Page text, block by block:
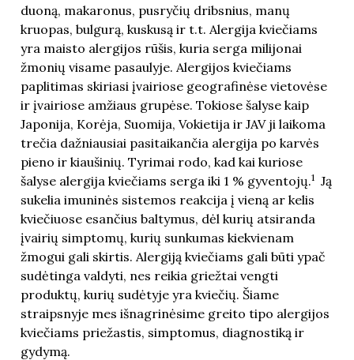
duoną, makaronus, pusryčių dribsnius, manų
kruopas, bulgurą, kuskusą ir t.t. Alergija kviečiams
yra maisto alergijos rūšis, kuria serga milijonai
žmonių visame pasaulyje. Alergijos kviečiams
paplitimas skiriasi įvairiose geografinėse vietovėse
ir įvairiose amžiaus grupėse. Tokiose šalyse kaip
Japonija, Korėja, Suomija, Vokietija ir JAV ji laikoma
trečia dažniausiai pasitaikančia alergija po karvės
pieno ir kiaušinių. Tyrimai rodo, kad kai kuriose
šalyse alergija kviečiams serga iki 1 % gyventojų.1 Ją
sukelia imuninės sistemos reakcija į vieną ar kelis
kviečiuose esančius baltymus, dėl kurių atsiranda
įvairių simptomų, kurių sunkumas kiekvienam
žmogui gali skirtis. Alergiją kviečiams gali būti ypač
sudėtinga valdyti, nes reikia griežtai vengti
produktų, kurių sudėtyje yra kviečių. Šiame
straipsnyje mes išnagrinėsime greito tipo alergijos
kviečiams priežastis, simptomus, diagnostiką ir
gydymą.